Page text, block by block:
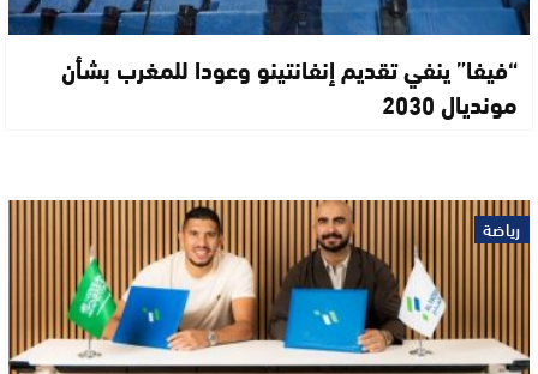
“فيفا” ينفي تقديم إنفانتينو وعودا للمغرب بشأن
مونديال 2030
رياضة